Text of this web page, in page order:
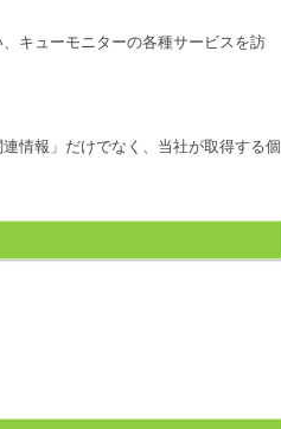
キューモニターの各種サービスを訪
情報」だけでなく、当社が取得する個